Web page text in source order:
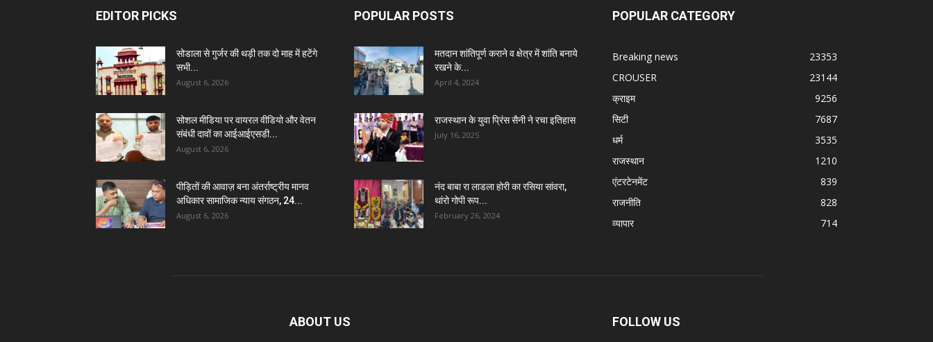
EDITOR PICKS
सोडाला से गुर्जर की थड़ी तक दो माह में हटेंगे
सभी...
August 6, 2026
सोशल मीडिया पर वायरल वीडियो और वेतन
संबंधी दावों का आईआईएसडी...
August 6, 2026
पीड़ितों की आवाज़ बना अंतर्राष्ट्रीय मानव
अधिकार सामाजिक न्याय संगठन, 24...
August 6, 2026
POPULAR POSTS
मतदान शांतिपूर्ण कराने व क्षेत्र में शांति बनाये
रखने के...
April 4, 2024
राजस्थान के युवा प्रिंस सैनी ने रचा इतिहास
July 16, 2025
नंद बाबा रा लाडला होरी का रसिया सांवरा,
थांरो गोपी रूप...
February 26, 2024
POPULAR CATEGORY
Breaking news
23353
CROUSER
23144
क्राइम
9256
सिटी
7687
धर्म
3535
राजस्थान
1210
एंटरटेनमेंट
839
राजनीति
828
व्यापार
714
ABOUT US FOLLOW US